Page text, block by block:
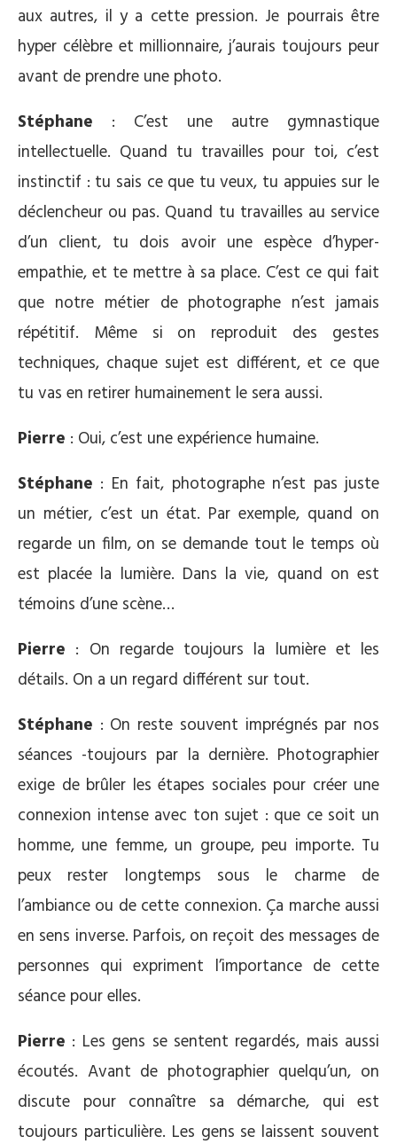
aux autres, il y a cette pression. Je pourrais être
hyper célèbre et millionnaire, j’aurais toujours peur
avant de prendre une photo.
Stéphane : C’est une autre gymnastique
intellectuelle. Quand tu travailles pour toi, c’est
instinctif : tu sais ce que tu veux, tu appuies sur le
déclencheur ou pas. Quand tu travailles au service
d’un client, tu dois avoir une espèce d’hyper-
empathie, et te mettre à sa place. C’est ce qui fait
que notre métier de photographe n’est jamais
répétitif. Même si on reproduit des gestes
techniques, chaque sujet est différent, et ce que
tu vas en retirer humainement le sera aussi.
Pierre : Oui, c’est une expérience humaine.
Stéphane : En fait, photographe n’est pas juste
un métier, c’est un état. Par exemple, quand on
regarde un film, on se demande tout le temps où
est placée la lumière. Dans la vie, quand on est
témoins d’une scène…
Pierre : On regarde toujours la lumière et les
détails. On a un regard différent sur tout.
Stéphane : On reste souvent imprégnés par nos
séances -toujours par la dernière. Photographier
exige de brûler les étapes sociales pour créer une
connexion intense avec ton sujet : que ce soit un
homme, une femme, un groupe, peu importe. Tu
peux rester longtemps sous le charme de
l’ambiance ou de cette connexion. Ça marche aussi
en sens inverse. Parfois, on reçoit des messages de
personnes qui expriment l’importance de cette
séance pour elles.
Pierre : Les gens se sentent regardés, mais aussi
écoutés. Avant de photographier quelqu’un, on
discute pour connaître sa démarche, qui est
toujours particulière. Les gens se laissent souvent